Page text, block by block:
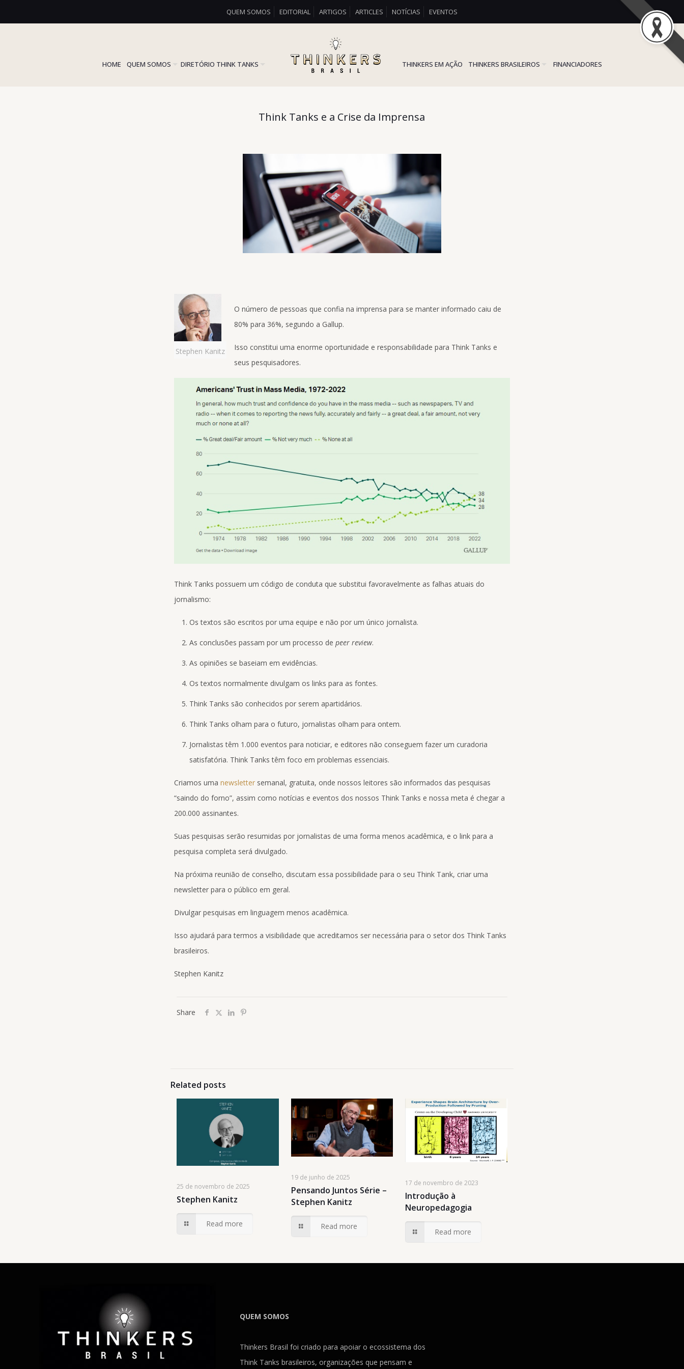
QUEM SOMOS EDITORIAL ARTIGOS ARTICLES NOTÍCIAS EVENTOS
HOME QUEM SOMOS DIRETÓRIO THINK TANKS THINKERS EM AÇÃO THINKERS BRASILEIROS FINANCIADORES
Think Tanks e a Crise da Imprensa
Stephen Kanitz
O número de pessoas que confia na imprensa para se manter informado caiu de
80% para 36%, segundo a Gallup.
Isso constitui uma enorme oportunidade e responsabilidade para Think Tanks e
seus pesquisadores.
Think Tanks possuem um código de conduta que substitui favoravelmente as falhas atuais do
jornalismo:
Os textos são escritos por uma equipe e não por um único jornalista.
As conclusões passam por um processo de peer review.
As opiniões se baseiam em evidências.
Os textos normalmente divulgam os links para as fontes.
Think Tanks são conhecidos por serem apartidários.
Think Tanks olham para o futuro, jornalistas olham para ontem.
Jornalistas têm 1.000 eventos para noticiar, e editores não conseguem fazer um curadoria
satisfatória. Think Tanks têm foco em problemas essenciais.
Criamos uma newslettersemanal, gratuita, onde nossos leitores são informados das pesquisas
“saindo do forno”, assim como notícias e eventos dos nossos Think Tanks e nossa meta é chegar a
200.000 assinantes.
Suas pesquisas serão resumidas por jornalistas de uma forma menos acadêmica, e o link para a
pesquisa completa será divulgado.
Na próxima reunião de conselho, discutam essa possibilidade para o seu Think Tank, criar uma
newsletter para o público em geral.
Divulgar pesquisas em linguagem menos acadêmica.
Isso ajudará para termos a visibilidade que acreditamos ser necessária para o setor dos Think Tanks
brasileiros.
Stephen Kanitz
Share
Related posts
25 de novembro de 2025
Stephen Kanitz
Read more
19 de junho de 2025
Pensando Juntos Série –
Stephen Kanitz
Read more
17 de novembro de 2023
Introdução à
Neuropedagogia
Read more
QUEM SOMOS
Thinkers Brasil foi criado para apoiar o ecossistema dos
Think Tanks brasileiros, organizações que pensam e